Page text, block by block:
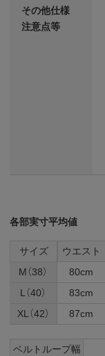
その他仕様
注意点等
各部実寸平均値
サイズ ウエスト
M（38）
80cm
L（40）
83cm
XL（42）
87cm
ベルトループ幅